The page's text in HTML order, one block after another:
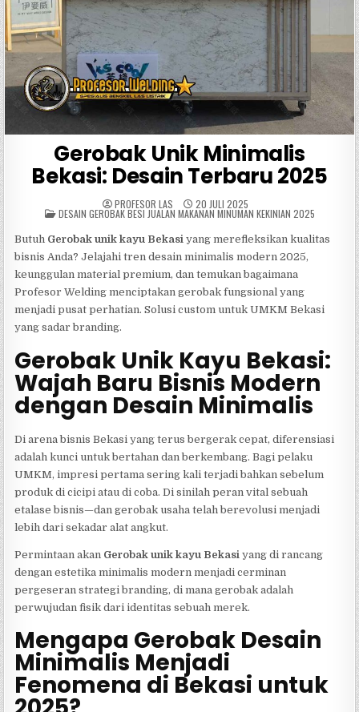
Gerobak Unik Minimalis
Bekasi: Desain Terbaru 2025
PROFESOR LAS 20 JULI 2025
POSTED
IN
DESAIN GEROBAK BESI JUALAN MAKANAN MINUMAN KEKINIAN 2025
Butuh Gerobak unik kayu Bekasi yang merefleksikan kualitas
bisnis Anda? Jelajahi tren desain minimalis modern 2025,
keunggulan material premium, dan temukan bagaimana
Profesor Welding menciptakan gerobak fungsional yang
menjadi pusat perhatian. Solusi custom untuk UMKM Bekasi
yang sadar branding.
Gerobak Unik Kayu Bekasi:
Wajah Baru Bisnis Modern
dengan Desain Minimalis
Di arena bisnis Bekasi yang terus bergerak cepat, diferensiasi
adalah kunci untuk bertahan dan berkembang. Bagi pelaku
UMKM, impresi pertama sering kali terjadi bahkan sebelum
produk di cicipi atau di coba. Di sinilah peran vital sebuah
etalase bisnis—dan gerobak usaha telah berevolusi menjadi
lebih dari sekadar alat angkut.
Permintaan akan Gerobak unik kayu Bekasi yang di rancang
dengan estetika minimalis modern menjadi cerminan
pergeseran strategi branding, di mana gerobak adalah
perwujudan fisik dari identitas sebuah merek.
Mengapa Gerobak Desain
Minimalis Menjadi
Fenomena di Bekasi untuk